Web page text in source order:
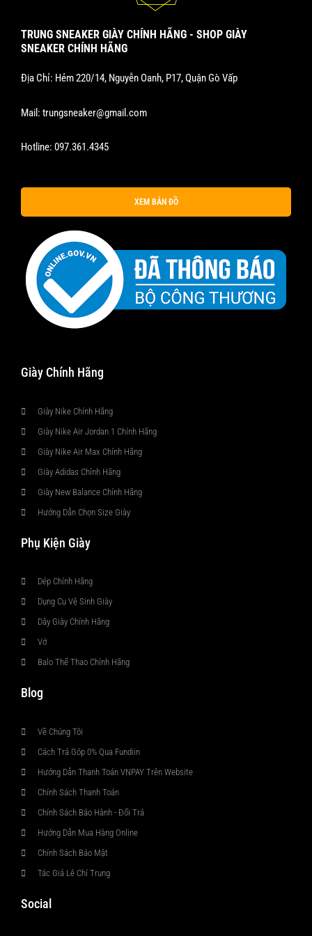
TRUNG SNEAKER GIÀY CHÍNH HÃNG - SHOP GIÀY
SNEAKER CHÍNH HÃNG
Địa Chỉ: Hẻm 220/14, Nguyễn Oanh, P17, Quận Gò Vấp
Mail: trungsneaker@gmail.com
Hotline: 097.361.4345
XEM BẢN ĐỒ
Giày Chính Hãng
Giày Nike Chính Hãng
Giày Nike Air Jordan 1 Chính Hãng
Giày Nike Air Max Chính Hãng
Giày Adidas Chính Hãng
Giày New Balance Chính Hãng
Hướng Dẫn Chọn Size Giày
Phụ Kiện Giày
Dép Chính Hãng
Dụng Cụ Vệ Sinh Giày
Dây Giày Chính Hãng
Vớ
Balo Thể Thao Chính Hãng
Blog
Về Chúng Tôi
Cách Trả Góp 0% Qua Fundiin
Hướng Dẫn Thanh Toán VNPAY Trên Website
Chính Sách Thanh Toán
Chính Sách Bảo Hành - Đổi Trả
Hướng Dẫn Mua Hàng Online
Chính Sách Bảo Mật
Tác Giả Lê Chí Trung
Social